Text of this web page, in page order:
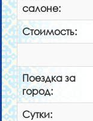
салоне:
Стоимость:
Поездка за
город:
Сутки: